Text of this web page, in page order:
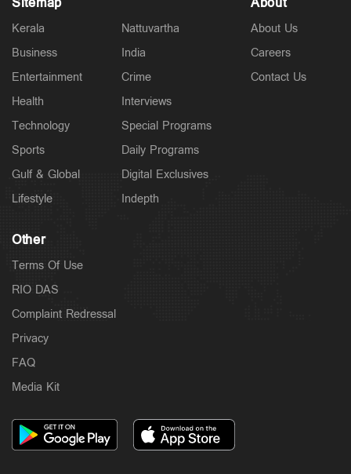
Kerala
Business
Entertainment
Health
Technology
Sports
Gulf & Global
Lifestyle
Nattuvartha
India
Crime
Interviews
Special Programs
Daily Programs
Digital Exclusives
Indepth
About Us
Careers
Contact Us
Other
Terms Of Use
RIO DAS
Complaint Redressal
Privacy
FAQ
Media Kit